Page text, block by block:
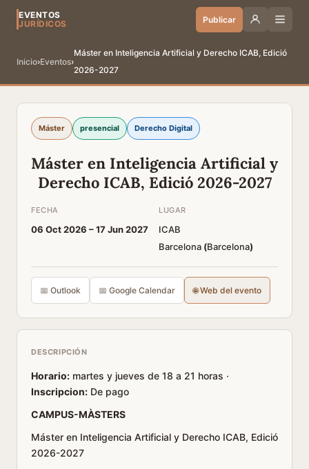
EVENTOS
JURÍDICOS
Publicar
Inicio›Eventos›
Máster en Inteligencia Artificial y Derecho ICAB, Edició
2026-2027
Máster presencial Derecho Digital
Máster en Inteligencia Artificial y
Derecho ICAB, Edició 2026-2027
FECHA
06 Oct 2026 –17 Jun 2027
LUGAR
ICAB
Barcelona (Barcelona)
📅 Outlook 📅 Google Calendar 🌐 Web del evento
DESCRIPCIÓN
Horario: martes y jueves de 18 a 21 horas ·
Inscripcion: De pago
CAMPUS-MÀSTERS
Máster en Inteligencia Artificial y Derecho ICAB, Edició
2026-2027